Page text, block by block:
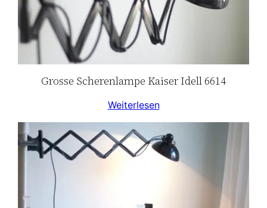
Grosse Scherenlampe Kaiser Idell 6614
Weiterlesen